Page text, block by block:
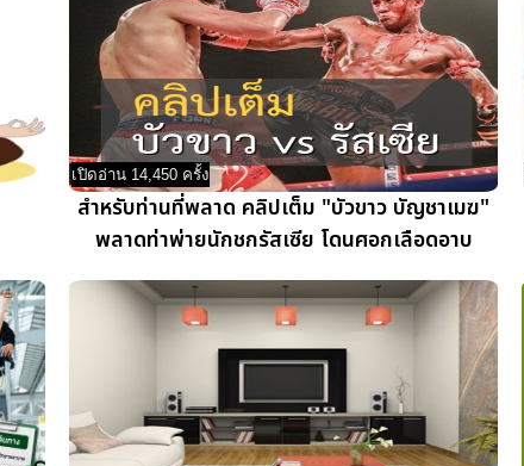
เปิดอ่าน 14,450 ครั้ง
สำหรับท่านที่พลาด คลิปเต็ม "บัวขาว บัญชาเมฆ"
พลาดท่าพ่ายนักชกรัสเซีย โดนศอกเลือดอาบ